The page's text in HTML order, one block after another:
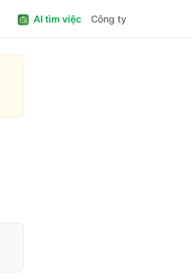
AI tìm việc Công ty